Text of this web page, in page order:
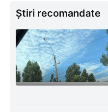
Știri recomandate